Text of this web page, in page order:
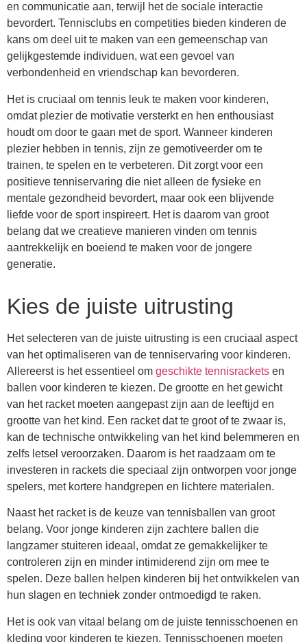
en communicatie aan, terwijl het de sociale interactie
bevordert. Tennisclubs en competities bieden kinderen de
kans om deel uit te maken van een gemeenschap van
gelijkgestemde individuen, wat een gevoel van
verbondenheid en vriendschap kan bevorderen.
Het is cruciaal om tennis leuk te maken voor kinderen,
omdat plezier de motivatie versterkt en hen enthousiast
houdt om door te gaan met de sport. Wanneer kinderen
plezier hebben in tennis, zijn ze gemotiveerder om te
trainen, te spelen en te verbeteren. Dit zorgt voor een
positieve tenniservaring die niet alleen de fysieke en
mentale gezondheid bevordert, maar ook een blijvende
liefde voor de sport inspireert. Het is daarom van groot
belang dat we creatieve manieren vinden om tennis
aantrekkelijk en boeiend te maken voor de jongere
generatie.
Kies de juiste uitrusting
Het selecteren van de juiste uitrusting is een cruciaal aspect
van het optimaliseren van de tenniservaring voor kinderen.
Allereerst is het essentieel om geschikte tennisrackets en
ballen voor kinderen te kiezen. De grootte en het gewicht
van het racket moeten aangepast zijn aan de leeftijd en
grootte van het kind. Een racket dat te groot of te zwaar is,
kan de technische ontwikkeling van het kind belemmeren en
zelfs letsel veroorzaken. Daarom is het raadzaam om te
investeren in rackets die speciaal zijn ontworpen voor jonge
spelers, met kortere handgrepen en lichtere materialen.
Naast het racket is de keuze van tennisballen van groot
belang. Voor jonge kinderen zijn zachtere ballen die
langzamer stuiteren ideaal, omdat ze gemakkelijker te
controleren zijn en minder intimiderend zijn om mee te
spelen. Deze ballen helpen kinderen bij het ontwikkelen van
hun slagen en techniek zonder ontmoedigd te raken.
Het is ook van vitaal belang om de juiste tennis­schoenen en
kleding voor kinderen te kiezen. Tennis­schoenen moeten